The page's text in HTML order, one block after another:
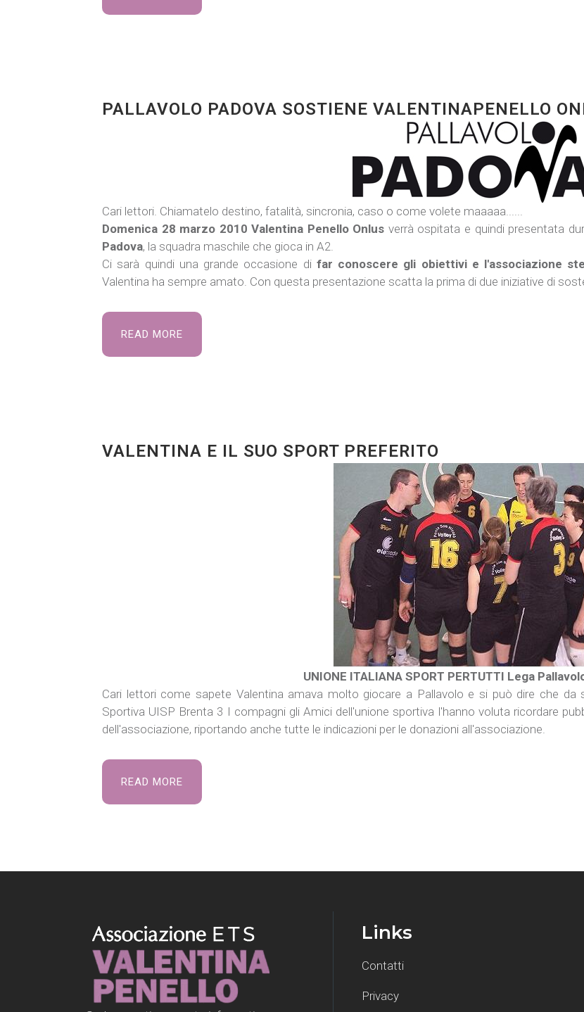
PALLAVOLO PADOVA SOSTIENE VALENTINAPENELLO
Cari lettori. Chiamatelo destino, fatalità, sincronia, caso o come volete maaaaa......
Domenica 28 marzo 2010 Valentina Penello Onlus verrà ospitata e quindi presentata
Padova, la squadra maschile che gioca in A2.
Ci sarà quindi una grande occasione di far conoscere gli obiettivi e l'associazione
Valentina ha sempre amato. Con questa presentazione scatta la prima di due iniziative di
READ MORE
VALENTINA E IL SUO SPORT PREFERITO
UNIONE ITALIANA SPORT PERTUTTI Lega
Cari lettori come sapete Valentina amava molto giocare a Pallavolo e si può dire che da
Sportiva UISP Brenta 3 I compagni gli Amici dell'unione sportiva l'hanno voluta ricordare
dell'associazione, riportando anche tutte le indicazioni per le donazioni all'associazione.
READ MORE
Links
Contatti
Privacy